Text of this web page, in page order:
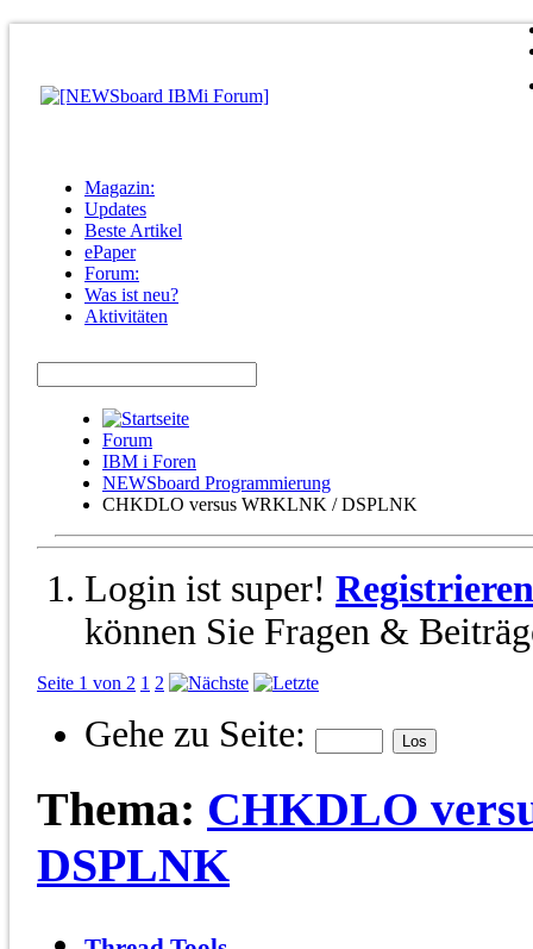
Magazin:
Updates
Beste Artikel
ePaper
Forum:
Was ist neu?
Aktivitäten
Forum
IBM i Foren
NEWSboard Programmierung
CHKDLO versus WRKLNK / DSPLNK
Login ist super! Registrieren
können Sie Fragen &
Seite 1 von 2 1 2
Gehe zu Seite:
Thema: CHKDLO
DSPLNK